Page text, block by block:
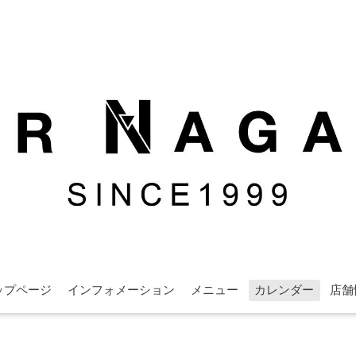
プページ インフォメーション メニュー カレンダー 店